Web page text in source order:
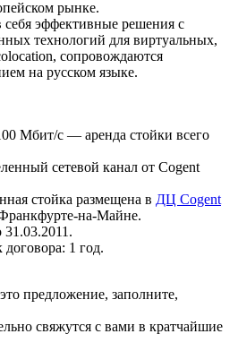
рынке.
эффективные решения с
технологий для виртуальных,
сопровождаются
на русском языке.
Мбит/с — аренда стойки всего
сетевой канал от Cogent
стойка размещена в ДЦ Cogent
на-Майне.
31.03.2011.
1 год.
предложение, заполните,
свяжутся с вами в кратчайшие